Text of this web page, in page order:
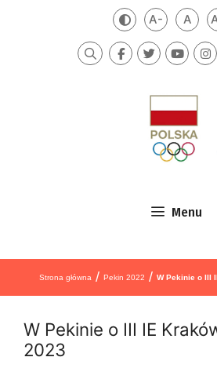
Zmień kontrast
A-Mniejsza
A
Szukaj
Menu
Strona główna / Pekin 2022 / W Pekinie o III
W Pekinie o III IE
2023